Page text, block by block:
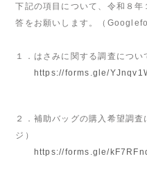
下記の項目について、令和８
答をお願いします。（
１．はさみに関する調査につい
https://forms.gle/
２．補助バッグの購入希望調
ジ）
https://forms.gle/